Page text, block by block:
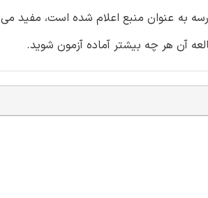
به عنوان منبع اعلام شده است، مفید می
آن هر چه بیشتر آماده آزمون شوید.